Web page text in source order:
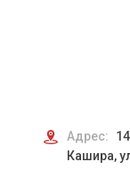
Адрес:
Кашира,